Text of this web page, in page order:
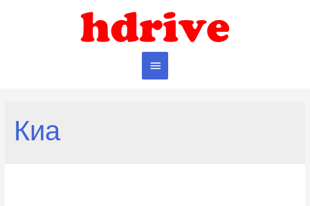
Главное
Киа